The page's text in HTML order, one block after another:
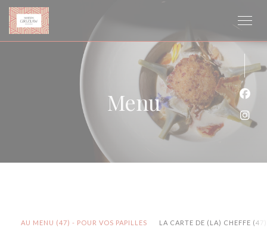
Personalizzazione delle tue scelte sui cookie
Menu
AU MENU (47) - POUR VOS PAPILLES LA CARTE DE (LA) CHEFFE (47)